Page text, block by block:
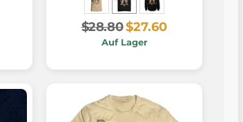
$28.80$27.60
Auf Lager